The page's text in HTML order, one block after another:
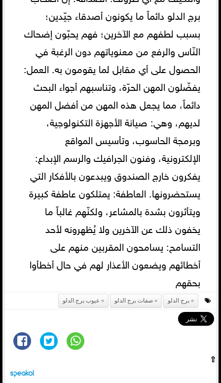
برج الدلو دائماً ما يكونون أصدقاء جيّدين؛
بسبب لطفهم مع الآخرين؛ فهم يحبّون إضحاك
النّاس والرفع من معنوياتهم دون الرغبة في
الحصول على أي مقابل لما يقومون به. العمل:
يفضّلون المهن الحرّة، وتناسبهم أجواء البحث
دائماً، مما يجعل هذه المهن من أفضل المهن
لديهم، وهي: صيانة الأجهزة التكنولوجية،
وبرمجة الحاسوب، وتأسيس المواقع
الإلكترونية، وفنون الجرافيك والرسم الإبداع:
يفكرون خارج الصندوق ويبدعون بالأفكار التي
يستحضرونها. العاطفة: يمتلكون عاطفة كبيرة
ويتأثرون بشدة بالمشاعر، ولكنّهم غالباً ما
يخفون ذلك عن الآخرين ولا يُظهرونه لأحد
التسامح: يسامحون المقربين منهم على
أخطائهم ويضعون الأعذار لهم في حال أخطأوا
بحقهم
برج الدلو صفات برج الدلو عيوب برج الدلو
⇧